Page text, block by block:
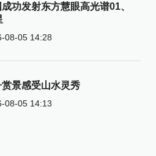
功发射东方慧眼高光谱01、
08-05 14:28
景感受山水灵秀
08-05 14:13